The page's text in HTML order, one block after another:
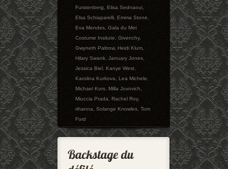
Furstenberg,Elisa Sednaoui,
Elsa Schiaparelli,Emma Stone,
Eva Mendes,Gala du Met
Costume Insitute,Givenchy,
Gwyneth Paltrow,Heidi Klum,
Hilary Swank,January Jones,
Jessica Biel,Kanye West,
Karolina Kurkova,Lea Michele,
Michael Kors,Milla Jovovich,
Miuccia Prada,Rachel Roy,
rihanna,Solange Knowles,Tom
Ford